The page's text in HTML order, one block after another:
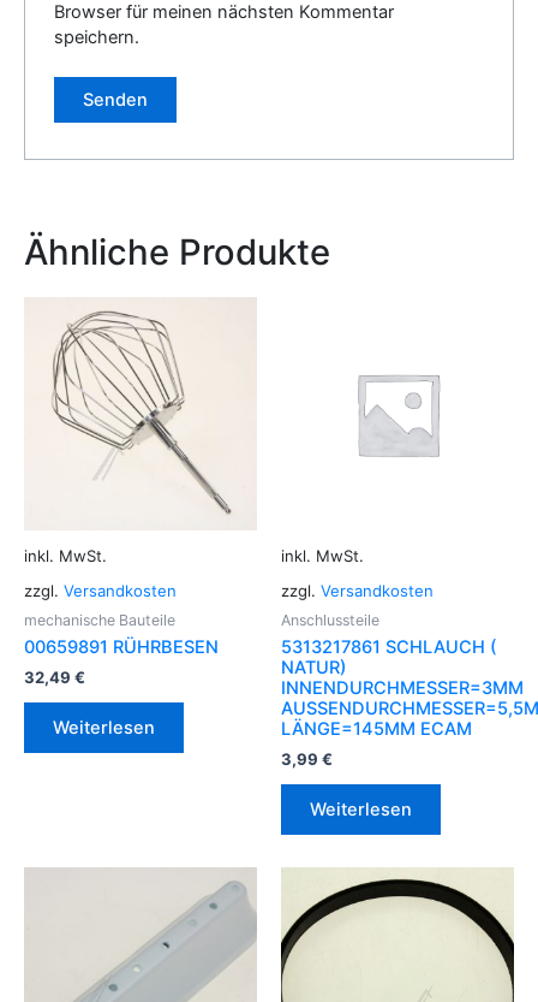
Browser für meinen nächsten Kommentar
speichern.
Ähnliche Produkte
inkl. MwSt.
zzgl. Versandkosten
mechanische Bauteile
00659891 RÜHRBESEN
32,49 €
Weiterlesen
inkl. MwSt.
zzgl. Versandkosten
Anschlussteile
5313217861 SCHLAUCH (
NATUR)
INNENDURCHMESSER=3MM
LÄNGE=145MM ECAM
3,99 €
Weiterlesen